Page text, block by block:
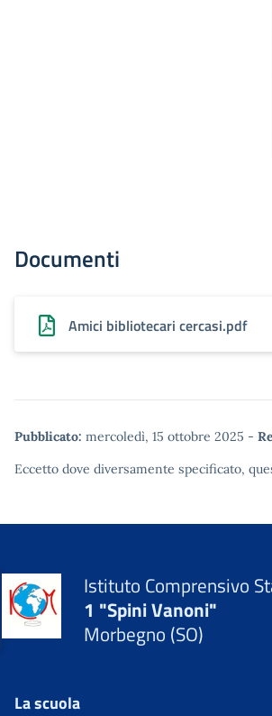
Documenti
Amici bibliotecari cercasi.pdf
Pubblicato: mercoledì, 15 ottobre 2025 -
Eccetto dove diversamente specificato,
Istituto Comprensivo
1 "Spini Vanoni"
Morbegno (SO)
La scuola